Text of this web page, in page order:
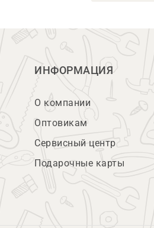
ИНФОРМАЦИЯ
О компании
Оптовикам
Сервисный центр
Подарочные карты